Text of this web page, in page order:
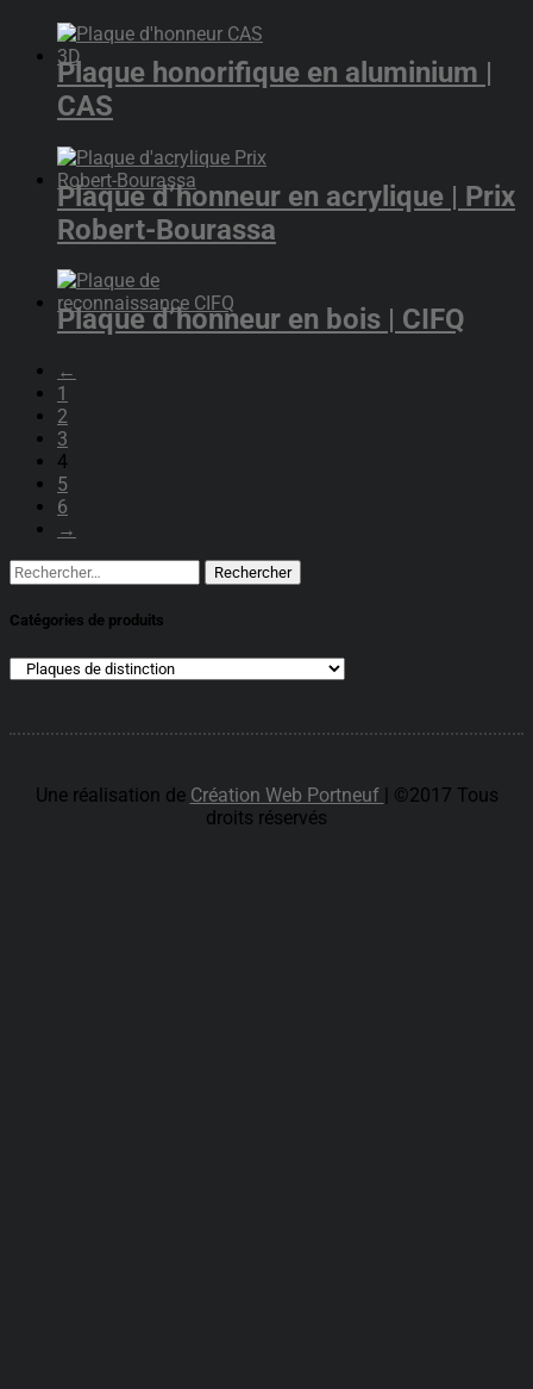
Plaque honorifique en aluminium |
CAS
Plaque d’honneur en acrylique | Prix
Robert-Bourassa
Plaque d’honneur en bois | CIFQ
←
1
2
3
4
5
6
→
Rechercher :
Catégories de produits
Une réalisation de Création Web Portneuf
| ©2017 Tous
droits réservés